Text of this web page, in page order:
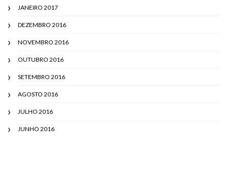
JANEIRO 2017
DEZEMBRO 2016
NOVEMBRO 2016
OUTUBRO 2016
SETEMBRO 2016
AGOSTO 2016
JULHO 2016
JUNHO 2016